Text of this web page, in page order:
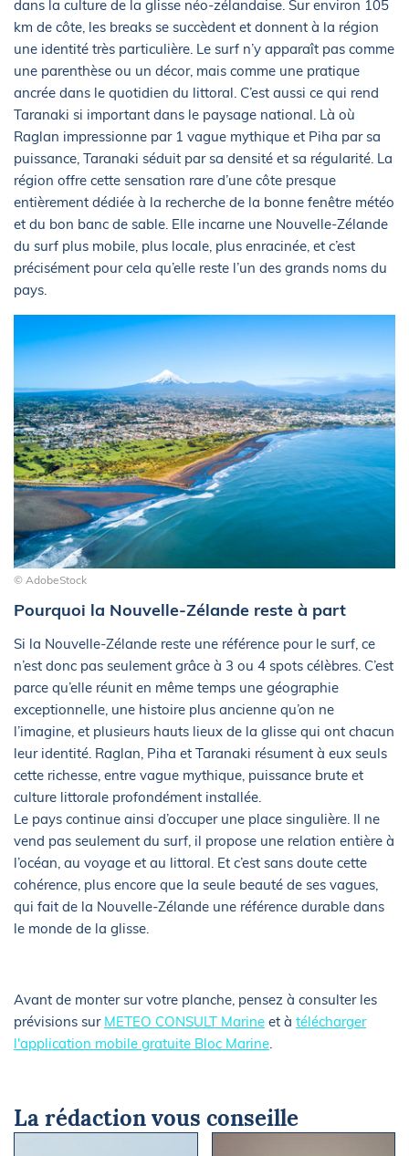
dans la culture de la glisse néo-zélandaise. Sur environ 105
km de côte, les breaks se succèdent et donnent à la région
une identité très particulière. Le surf n’y apparaît pas comme
une parenthèse ou un décor, mais comme une pratique
ancrée dans le quotidien du littoral. C’est aussi ce qui rend
Taranaki si important dans le paysage national. Là où
Raglan impressionne par 1 vague mythique et Piha par sa
puissance, Taranaki séduit par sa densité et sa régularité. La
région offre cette sensation rare d’une côte presque
entièrement dédiée à la recherche de la bonne fenêtre météo
et du bon banc de sable. Elle incarne une Nouvelle-Zélande
du surf plus mobile, plus locale, plus enracinée, et c’est
précisément pour cela qu’elle reste l’un des grands noms du
pays.
© AdobeStock
Pourquoi la Nouvelle-Zélande reste à part
Si la Nouvelle-Zélande reste une référence pour le surf, ce
n’est donc pas seulement grâce à 3 ou 4 spots célèbres. C’est
parce qu’elle réunit en même temps une géographie
exceptionnelle, une histoire plus ancienne qu’on ne
l’imagine, et plusieurs hauts lieux de la glisse qui ont chacun
leur identité. Raglan, Piha et Taranaki résument à eux seuls
cette richesse, entre vague mythique, puissance brute et
culture littorale profondément installée.
Le pays continue ainsi d’occuper une place singulière. Il ne
vend pas seulement du surf, il propose une relation entière à
l’océan, au voyage et au littoral. Et c’est sans doute cette
cohérence, plus encore que la seule beauté de ses vagues,
qui fait de la Nouvelle-Zélande une référence durable dans
le monde de la glisse.
Avant de monter sur votre planche, pensez à consulter les
prévisions sur METEO CONSULT Marine et à télécharger
l'application mobile gratuite Bloc Marine.
La rédaction vous conseille